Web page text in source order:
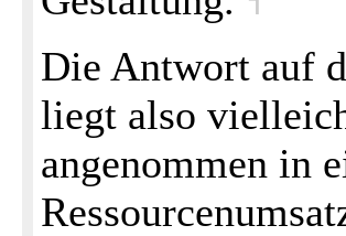
Die Antwort auf
liegt also
angenommen in